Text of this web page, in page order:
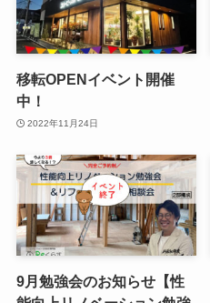
移転OPENイベント開催
中！
2022年11月24日
9月勉強会のお知らせ【性